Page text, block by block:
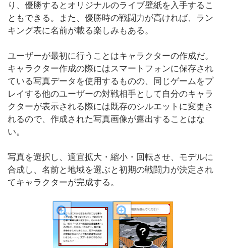
り、優勝するとオリジナルのライブ壁紙を入手するこ
ともできる。また、優勝時の戦闘力が高ければ、ラン
キング表に名前が載る楽しみもある。
ユーザーが最初に行うことはキャラクターの作成だ。
キャラクター作成の際にはスマートフォンに保存され
ている写真データを使用するものの、同じゲームをプ
レイする他のユーザーの対戦相手として自分のキャラ
クターが表示される際には既存のシルエットに変更さ
れるので、作成された写真画像が露出することはな
い。
写真を選択し、適宜拡大・縮小・回転させ、モデルに
合成し、名前と地域を選ぶと初期の戦闘力が決定され
てキャラクターが完成する。